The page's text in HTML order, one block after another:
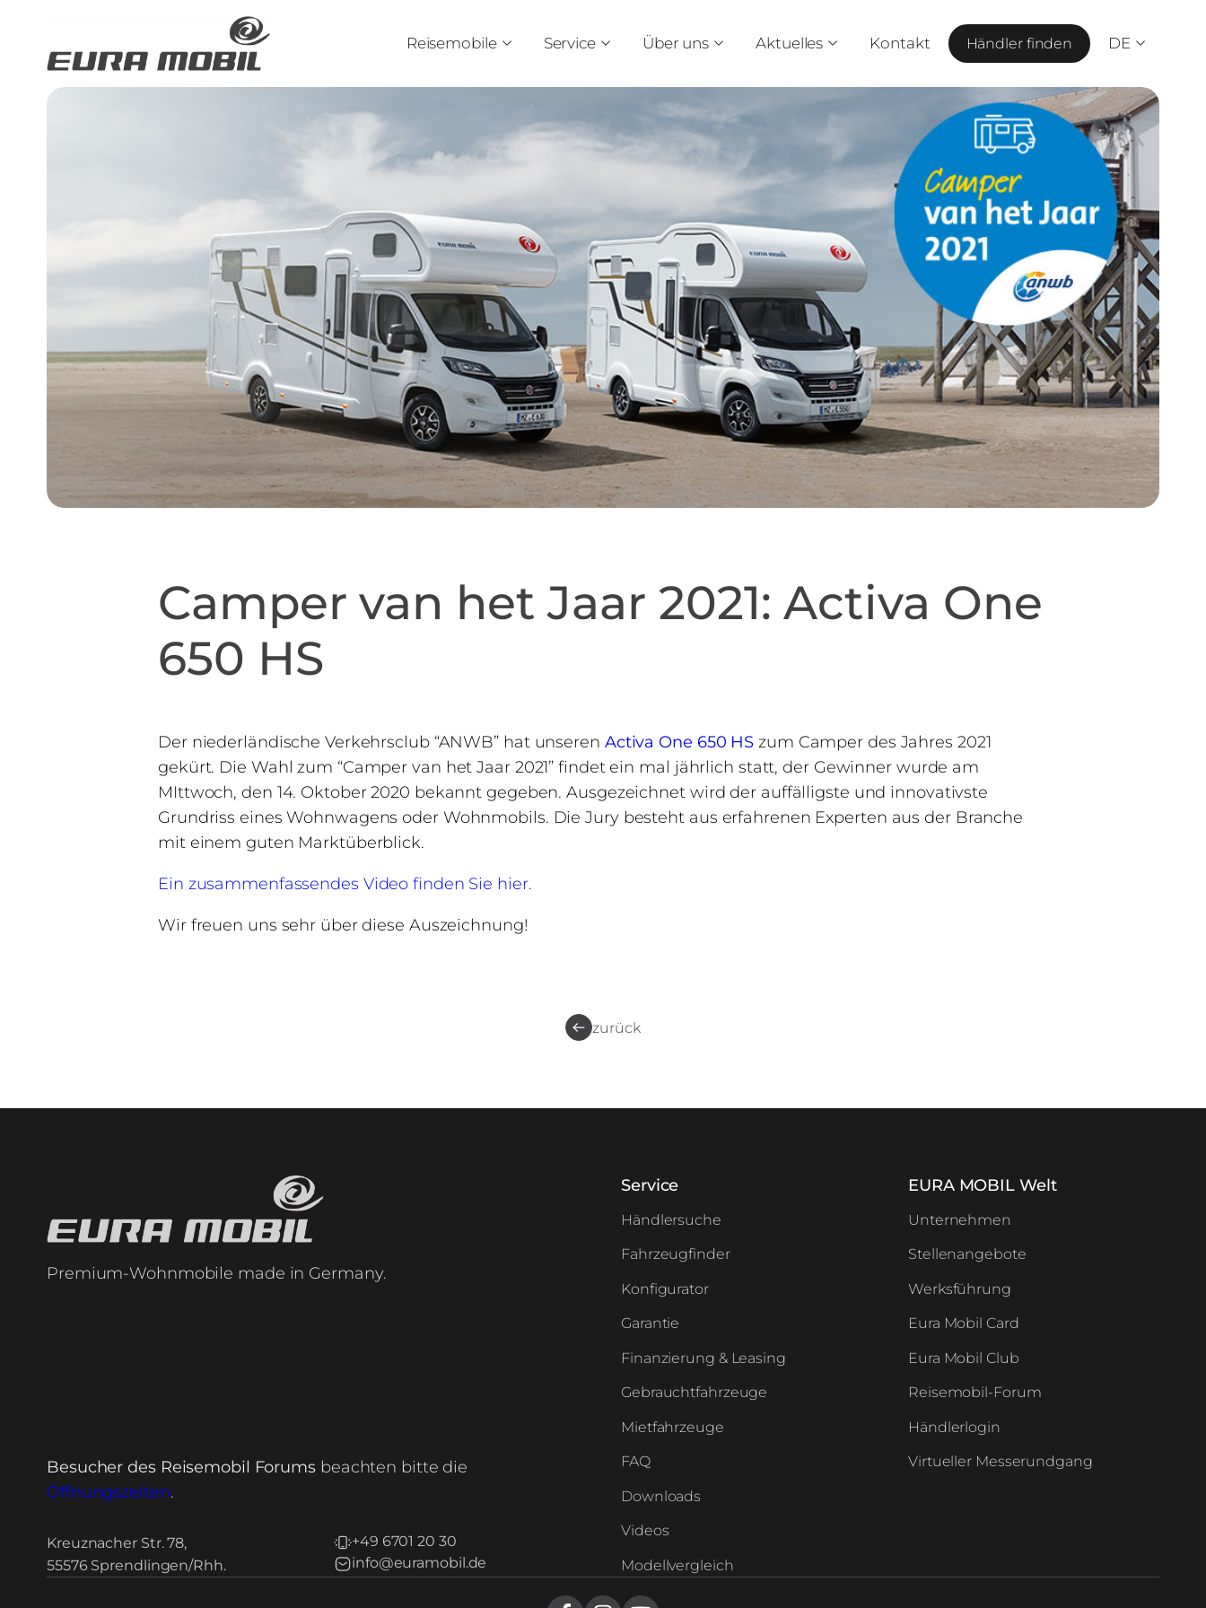
Reisemobile Service Über uns Aktuelles Kontakt Händler finden DE
Camper van het Jaar 2021: Activa One
650 HS
Der niederländische Verkehrsclub “ANWB” hat unseren Activa One 650 HS zum Camper des Jahres 2021
gekürt. Die Wahl zum “Camper van het Jaar 2021” findet ein mal jährlich statt, der Gewinner wurde am
MIttwoch, den 14. Oktober 2020 bekannt gegeben. Ausgezeichnet wird der auffälligste und innovativste
Grundriss eines Wohnwagens oder Wohnmobils. Die Jury besteht aus erfahrenen Experten aus der Branche
mit einem guten Marktüberblick.
Ein zusammenfassendes Video finden Sie hier.
Wir freuen uns sehr über diese Auszeichnung!
zurück
Premium-Wohnmobile made in Germany.
Besucher des Reisemobil Forums beachten bitte die
Öffnungszeiten.
Kreuznacher Str. 78,
55576 Sprendlingen/Rhh.
+49 6701 20 30
info@euramobil.de
Service
Händlersuche
Fahrzeugfinder
Konfigurator
Garantie
Finanzierung & Leasing
Gebrauchtfahrzeuge
Mietfahrzeuge
FAQ
Downloads
Videos
Modellvergleich
EURA MOBIL Welt
Unternehmen
Stellenangebote
Werksführung
Eura Mobil Card
Eura Mobil Club
Reisemobil-Forum
Händlerlogin
Virtueller Messerundgang